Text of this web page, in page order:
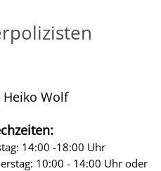
Heiko Wolf
14:00 -18:00 Uhr
10:00 - 14:00 Uhr oder